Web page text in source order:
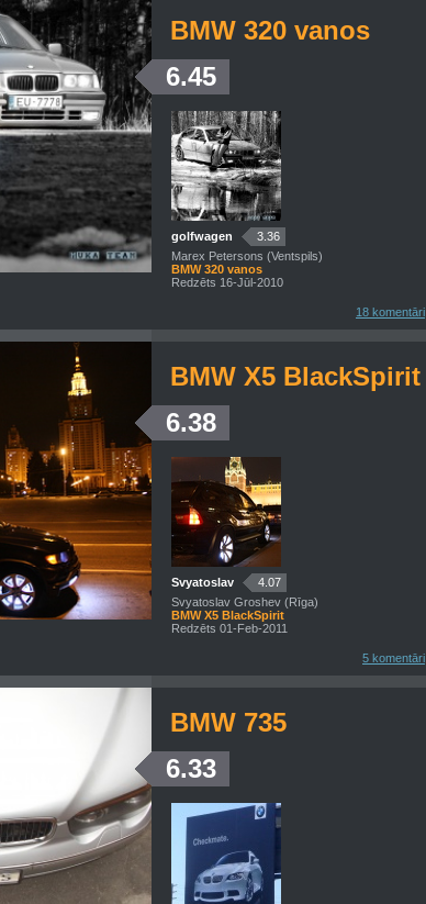
BMW 320 vanos
6.45
golfwagen
3.36
Marex Petersons (Ventspils)
BMW 320 vanos
Redzēts 16-Jūl-2010
18 komentāri
BMW X5 BlackSpirit
6.38
Svyatoslav
4.07
Svyatoslav Groshev (Rīga)
BMW X5 BlackSpirit
Redzēts 01-Feb-2011
5 komentāri
BMW 735
6.33